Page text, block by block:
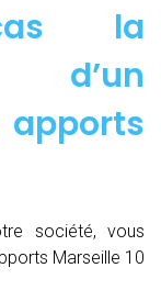
la
société, vous
Marseille 10